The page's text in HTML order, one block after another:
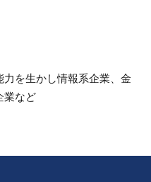
を生かし情報系企業、金
業など